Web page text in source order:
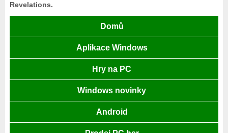
Revelations.
Domů
Aplikace Windows
Hry na PC
Windows novinky
Android